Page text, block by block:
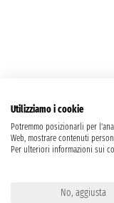
Utilizziamo i cookie
Potremmo posizionarli per
Web, mostrare contenuti
Per ulteriori informazioni sui
No, aggiusta